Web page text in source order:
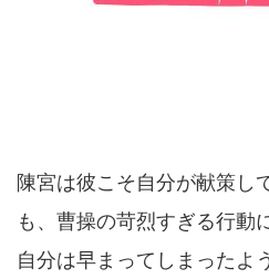
陳宮は彼こそ自分が献策し
も、曹操の苛烈すぎる行動
自分は早まってしまったよ